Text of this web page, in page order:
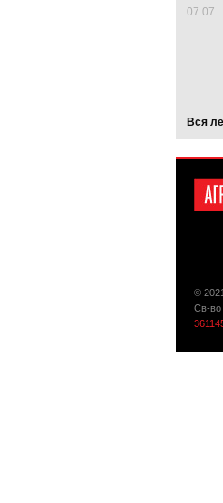
07.07
Вся
©
Св-во